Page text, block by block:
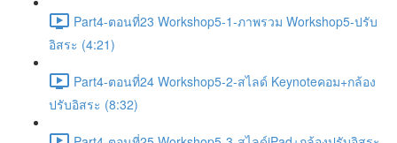
Part4-ตอนที่23 Workshop5-1-ภาพรวม Workshop5-ปรับ
อิสระ (4:21)
Part4-ตอนที่24 Workshop5-2-สไลด์ Keynoteคอม+กล้อง
ปรับอิสระ (8:32)